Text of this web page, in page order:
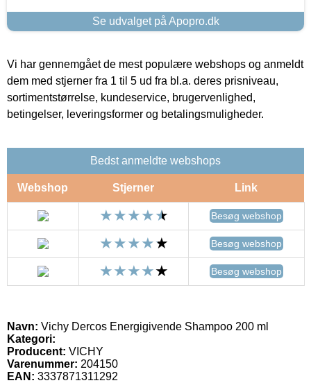
Se udvalget på Apopro.dk
Vi har gennemgået de mest populære webshops og anmeldt
dem med stjerner fra 1 til 5 ud fra bl.a. deres prisniveau,
sortimentstørrelse, kundeservice, brugervenlighed,
betingelser, leveringsformer og betalingsmuligheder.
Bedst anmeldte webshops
Webshop Stjerner Link
Besøg webshop
Besøg webshop
Besøg webshop
Navn: Vichy Dercos Energigivende Shampoo 200 ml
Kategori:
Producent: VICHY
Varenummer: 204150
EAN: 3337871311292